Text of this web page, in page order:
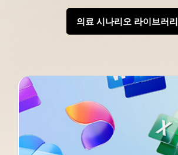
의료 시나리오 라이브러리